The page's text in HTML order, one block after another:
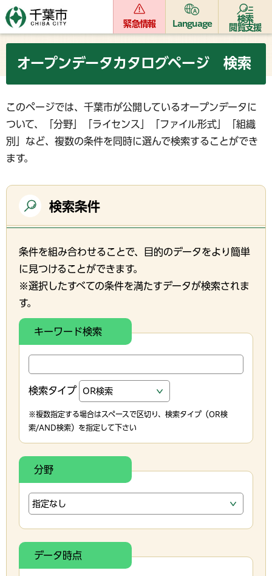
緊急情報 Language
検索
閲覧支援
オープンデータカタログページ 検索
このページでは、千葉市が公開しているオープンデータに
ついて、「分野」「ライセンス」「ファイル形式」「組織
別」など、複数の条件を同時に選んで検索することができ
ます。
検索条件
条件を組み合わせることで、目的のデータをより簡単
に見つけることができます。
※選択したすべての条件を満たすデータが検索されま
す。
キーワード検索
検索タイプ
※複数指定する場合はスペースで区切り、検索タイプ（OR検
索/AND検索）を指定して下さい
分野
データ時点